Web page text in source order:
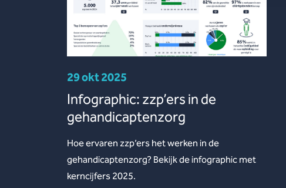
29 okt 2025
Infographic: zzp’ers in de
gehandicaptenzorg
Hoe ervaren zzp’ers het werken in de
gehandicaptenzorg? Bekijk de infographic met
kerncijfers 2025.